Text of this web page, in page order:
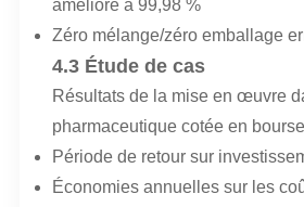
amélioré à 99,98 %
Zéro mélange/zéro emballage
4.3 Étude de cas
Résultats de la mise en œuvre
pharmaceutique cotée en
Période de retour sur
Économies annuelles sur les